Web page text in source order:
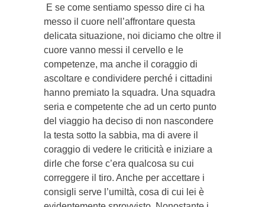
E se come sentiamo spesso dire ci ha
messo il cuore nell’affrontare questa
delicata situazione, noi diciamo che oltre il
cuore vanno messi il cervello e le
competenze, ma anche il coraggio di
ascoltare e condividere perché i cittadini
hanno premiato la squadra. Una squadra
seria e competente che ad un certo punto
del viaggio ha deciso di non nascondere
la testa sotto la sabbia, ma di avere il
coraggio di vedere le criticità e iniziare a
dirle che forse c’era qualcosa su cui
correggere il tiro. Anche per accettare i
consigli serve l’umiltà, cosa di cui lei è